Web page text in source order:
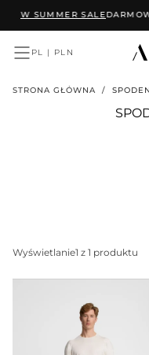
PRZEJDŹ
TREŚCI
W SUMMER SALE
PL | PLN
STRONA GŁÓWNA /
Wyświetlanie1 z 1 produktu